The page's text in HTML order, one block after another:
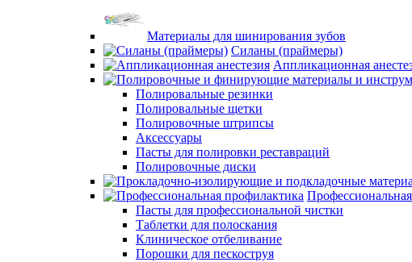
Материалы для шинирования зубов
Силаны (праймеры)
Аппликационная
Полировальные резинки
Полировальные щетки
Полировочные штрипсы
Аксессуары
Пасты для полировки реставраций
Полировочные диски
Пасты для профессиональной чистки
Таблетки для полоскания
Клиническое отбеливание
Порошки для пескоструя